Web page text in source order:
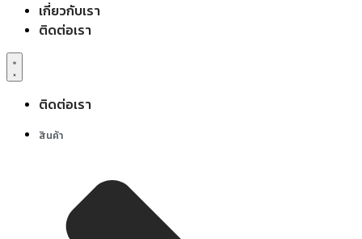
เกี่ยวกับเรา
ติดต่อเรา
ติดต่อเรา
สินค้า